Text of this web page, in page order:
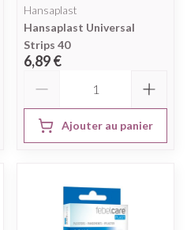
Hansaplast
Hansaplast Universal
Strips 40
6,89 €
Ajouter au panier